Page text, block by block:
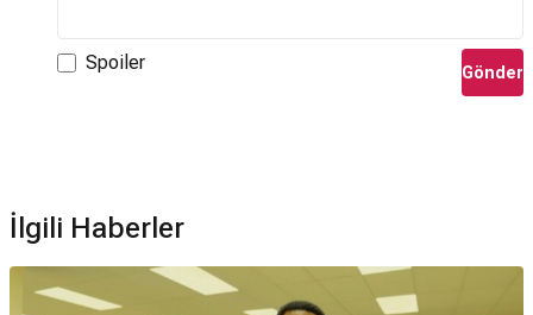
Spoiler Gönder
İlgili Haberler